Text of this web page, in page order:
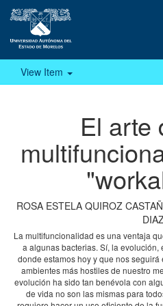
View Item
El arte
ROSA ESTELA QUIROZ
La multifuncionalidad es una ventaja
a algunas bacterias. Sí, la
donde estamos hoy y que nos
ambientes más hostiles de nuestro
evolución ha sido tan benévola con
de vida no son las mismas para